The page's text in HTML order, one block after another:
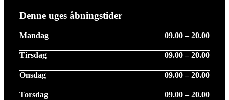
Denne uges åbningstider
Mandag 09.00 – 20.00
Tirsdag 09.00 – 20.00
Onsdag 09.00 – 20.00
Torsdag 09.00 – 20.00